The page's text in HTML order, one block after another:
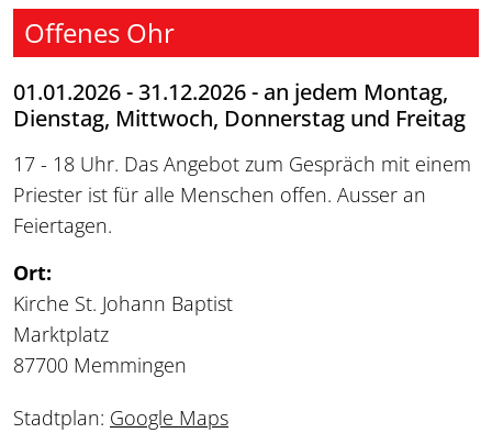
Offenes Ohr
01.01.2026 - 31.12.2026 - an jedem Montag,
Dienstag, Mittwoch, Donnerstag und Freitag
17 - 18 Uhr. Das Angebot zum Gespräch mit einem
Priester ist für alle Menschen offen. Ausser an
Feiertagen.
Ort:
Kirche St. Johann Baptist
Marktplatz
87700 Memmingen
Stadtplan: Google Maps